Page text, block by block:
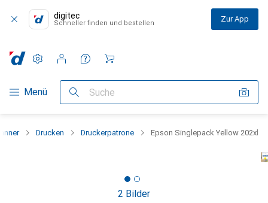
digitec
Schneller finden und bestellen Zur App
Navigation nach Kategorien
Menü Suche
Einstellungen
Kundenkonto
Vergleichslisten
Merklisten
Warenkorb
Drucken Druckerpatrone Epson Singlepack Yellow 202xl
2 Bilder